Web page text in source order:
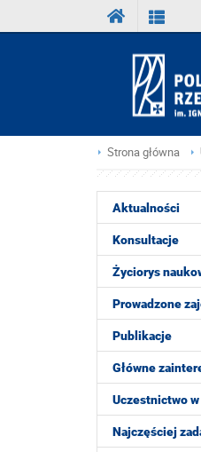
Strona główna
Aktualności
Konsultacje
Życiorys
Prowadzone
Publikacje
Główne
Uczestnictwo
Najczęściej